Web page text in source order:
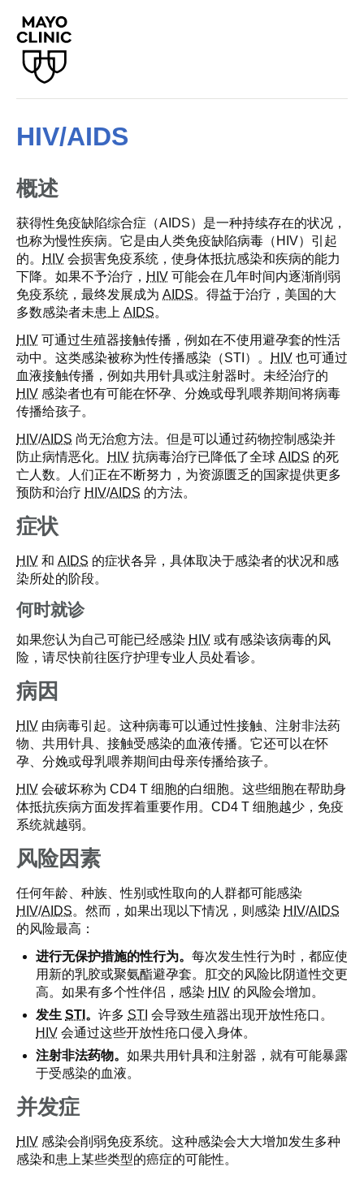
HIV/AIDS
概述
获得性免疫缺陷综合症（AIDS）是一种持续存在的状况，
也称为慢性疾病。它是由人类免疫缺陷病毒（HIV）引起
的。
HIV 会损害免疫系统，使身体抵抗感染和疾病的能力
下降。如果不予治疗， HIV 可能会在几年时间内逐渐削弱
免疫系统，最终发展成为 AIDS。得益于治疗，美国的大
多数感染者未患上 AIDS。
HIV 可通过生殖器接触传播，例如在不使用避孕套的性活
动中。这类感染被称为性传播感染（STI）。
HIV 也可通过
血液接触传播，例如共用针具或注射器时。未经治疗的
HIV 感染者也有可能在怀孕、分娩或母乳喂养期间将病毒
传播给孩子。
HIV/AIDS 尚无治愈方法。但是可以通过药物控制感染并
防止病情恶化。
HIV 抗病毒治疗已降低了全球 AIDS 的死
亡人数。人们正在不断努力，为资源匮乏的国家提供更多
预防和治疗 HIV/AIDS 的方法。
症状
HIV 和 AIDS 的症状各异，具体取决于感染者的状况和感
染所处的阶段。
何时就诊
如果您认为自己可能已经感染 HIV 或有感染该病毒的风
险，请尽快前往医疗护理专业人员处看诊。
病因
HIV 由病毒引起。这种病毒可以通过性接触、注射非法药
物、共用针具、接触受感染的血液传播。它还可以在怀
孕、分娩或母乳喂养期间由母亲传播给孩子。
HIV 会破坏称为 CD4 T 细胞的白细胞。这些细胞在帮助身
体抵抗疾病方面发挥着重要作用。CD4 T 细胞越少，免疫
系统就越弱。
风险因素
任何年龄、种族、性别或性取向的人群都可能感染
HIV/AIDS。然而，如果出现以下情况，则感染 HIV/AIDS
的风险最高：
进行无保护措施的性行为。 每次发生性行为时，都应使
用新的乳胶或聚氨酯避孕套。肛交的风险比阴道性交更
高。如果有多个性伴侣，感染 HIV 的风险会增加。
发生 STI 。 许多 STI 会导致生殖器出现开放性疮口。
HIV 会通过这些开放性疮口侵入身体。
注射非法药物。 如果共用针具和注射器，就有可能暴露
于受感染的血液。
并发症
HIV 感染会削弱免疫系统。这种感染会大大增加发生多种
感染和患上某些类型的癌症的可能性。